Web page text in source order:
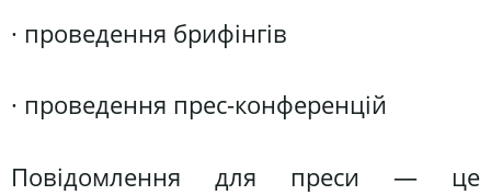
· проведення брифінгів
· проведення прес-конференцій
Повідомлення для преси — це